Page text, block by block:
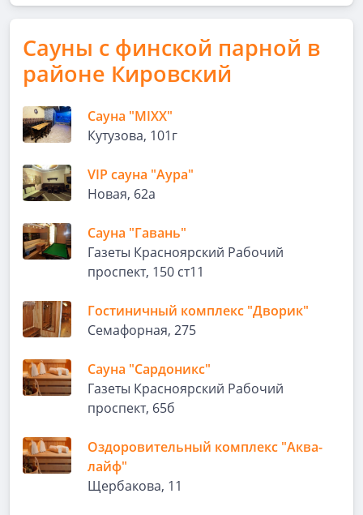
Сауны с финской парной в
районе Кировский
Сауна "MIXX"
Кутузова, 101г
VIP сауна "Аура"
Новая, 62а
Сауна "Гавань"
Газеты Красноярский Рабочий
проспект, 150 ст11
Гостиничный комплекс "Дворик"
Семафорная, 275
Сауна "Сардоникс"
Газеты Красноярский Рабочий
проспект, 65б
Оздоровительный комплекс "Аква-
лайф"
Щербакова, 11